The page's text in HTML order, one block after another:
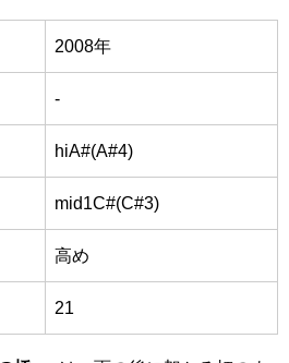
2008年
-
hiA#(A#4)
mid1C#(C#3)
高め
21